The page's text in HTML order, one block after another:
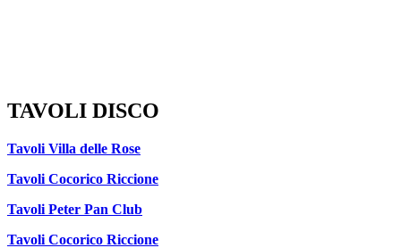
TAVOLI DISCO
Tavoli Villa delle Rose
Tavoli Cocorico Riccione
Tavoli Peter Pan Club
Tavoli Cocorico Riccione